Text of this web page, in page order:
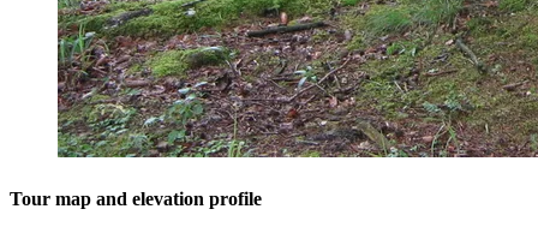
Tour map and elevation profile